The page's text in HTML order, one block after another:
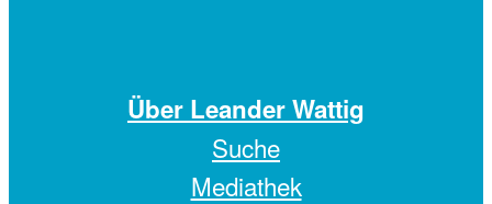
Über Leander Wattig
Suche
Mediathek